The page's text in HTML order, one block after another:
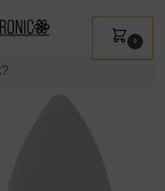
Zoeken
0